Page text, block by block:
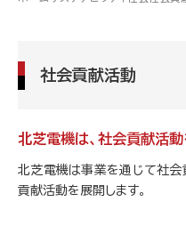
社会貢献活動
北芝電機は、社会貢献活
北芝電機は事業を通じて社
貢献活動を展開します。